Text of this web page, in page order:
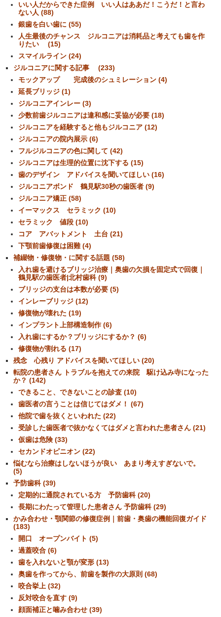
いい人だからできた症例 いい人はああだ！こうだ！と言わ
ない人 (88)
銀歯を白い歯に (55)
人生最後のチャンス ジルコニアは消耗品と考えても歯を作
りたい (15)
スマイルライン (24)
ジルコニアに関する記事 (233)
モックアップ 完成後のシュミレーション (4)
延長ブリッジ (1)
ジルコニアインレー (3)
少数前歯ジルコニアは違和感に妥協が必要 (18)
ジルコニアを経験すると他もジルコニア (12)
ジルコニアの院内展示 (6)
フルジルコニアの色に関して (42)
ジルコニアは生理的位置に沈下する (15)
歯のデザイン アドバイスを聞いてほしい (16)
ジルコニアボンド 鶴見駅30秒の歯医者 (9)
ジルコニア矯正 (58)
イーマックス セラミック (10)
セラミック 値段 (10)
コア アバットメント 土台 (21)
下顎前歯修復は困難 (4)
補綴物・修復物・に関する話題 (58)
入れ歯を避けるブリッジ治療｜奥歯の欠損を固定式で回復｜
鶴見駅の歯医者|北村歯科 (9)
ブリッジの支台は本数が必要 (5)
インレーブリッジ (12)
修復物が壊れた (19)
インプラント上部構造制作 (6)
入れ歯にするか？ブリッジにするか？ (6)
修復物が割れる (17)
残念 心残り アドバイスを聞いてほしい (20)
転院の患者さん トラブルを抱えての来院 駆け込み寺になった
か？ (142)
できること、できないことの診査 (10)
歯医者の言うことは信じてはダメ！ (67)
他院で歯を抜くといわれた (22)
受診した歯医者で抜かなくてはダメと言われた患者さん (21)
仮歯は危険 (33)
セカンドオピニオン (22)
悩むなら治療はしないほうが良い あまり考えすぎないで。
(5)
予防歯科 (39)
定期的に通院されている方 予防歯科 (20)
長期にわたって管理した患者さん 予防歯科 (29)
かみ合わせ・顎関節の修復症例｜前歯・奥歯の機能回復ガイド
(183)
開口 オープンバイト (5)
過蓋咬合 (6)
歯を入れないと顎が変形 (13)
奥歯を作ってから、前歯を製作の大原則 (68)
咬合挙上 (32)
反対咬合を直す (9)
顔面補正と噛み合わせ (39)